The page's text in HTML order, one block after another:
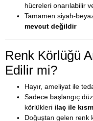
hücreleri onarılabilir
Tamamen siyah-
mevcut değildir
Renk Körlüğü
Edilir mi?
Hayır, ameliyat ile
Sadece başlangıç
körlükleri ilaç ile
Doğuştan gelen renk